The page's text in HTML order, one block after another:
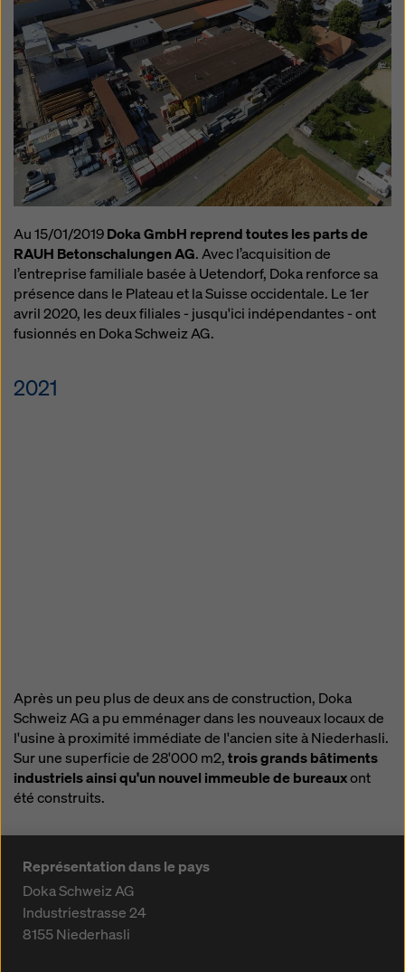
Au 15/01/2019Doka GmbH reprend toutes les parts de
RAUH Betonschalungen AG. Avec l’acquisition de
l’entreprise familiale basée à Uetendorf, Doka renforce sa
présence dans le Plateau et la Suisse occidentale. Le 1er
avril 2020, les deux filiales - jusqu'ici indépendantes - ont
fusionnés en Doka Schweiz AG.
2021
Après un peu plus de deux ans de construction, Doka
Schweiz AG a pu emménager dans les nouveaux locaux de
l'usine à proximité immédiate de l'ancien site à Niederhasli.
Sur une superficie de 28'000 m2,trois grands bâtiments
industriels ainsi qu'un nouvel immeuble de bureauxont
été construits.
Représentation dans le pays
Doka Schweiz AG
Industriestrasse 24
8155Niederhasli